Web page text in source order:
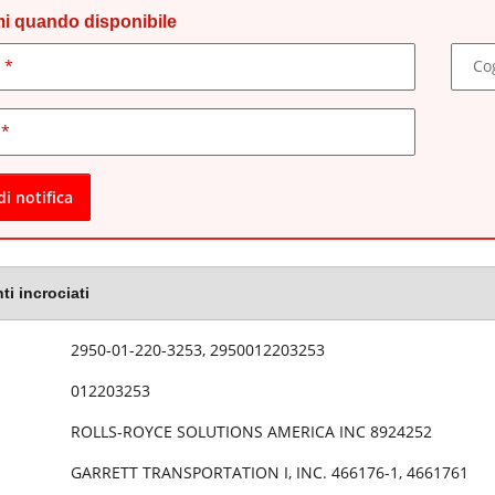
quando disponibile
notifica
incrociati
2950-01-220-3253, 2950012203253
012203253
ROLLS-ROYCE SOLUTIONS AMERICA INC 8924252
GARRETT TRANSPORTATION I, INC. 466176-1, 4661761